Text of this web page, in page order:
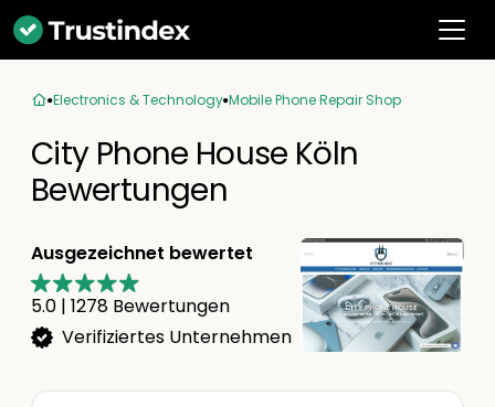
Electronics & Technology Mobile Phone Repair Shop
City Phone House Köln
Bewertungen
Ausgezeichnet bewertet
5.0 | 1278 Bewertungen
Verifiziertes Unternehmen